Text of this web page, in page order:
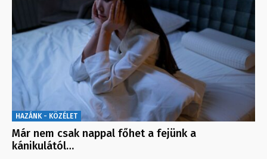
HAZÁNK - KÖZÉLET
Már nem csak nappal főhet a fejünk a
kánikulától…